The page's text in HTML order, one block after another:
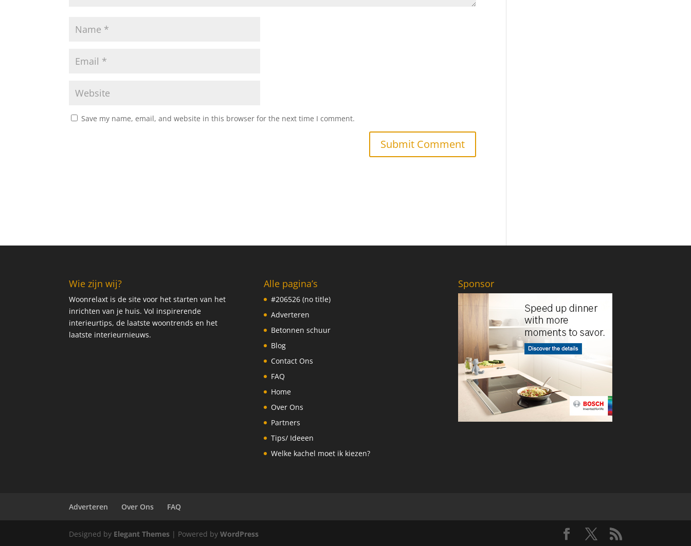
Save my name, email, and website in this browser for the next time I comment.
Wie zijn wij?
Woonrelaxt is de site voor het starten van het
inrichten van je huis. Vol inspirerende
interieurtips, de laatste woontrends en het
laatste interieurnieuws.
Alle pagina’s
#206526 (no title)
Adverteren
Betonnen schuur
Blog
Contact Ons
FAQ
Home
Over Ons
Partners
Tips/ Ideeen
Welke kachel moet ik kiezen?
Sponsor
Adverteren Over Ons FAQ
Designed by Elegant Themes | Powered byWordPress